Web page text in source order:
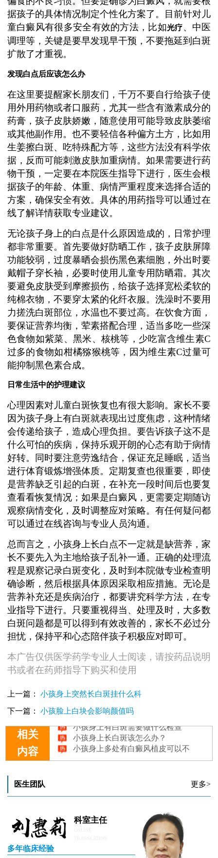
据孩子的具体情况制定个性化方案了。目前针对儿
童白癜风有很多安全有效的方法，比如光疗、中医
调理等，关键是要早发现早干预，不要拖延到白斑
扩散了才重视。
发现白点后应该怎么办
在这里要提醒家长朋友们，千万不要自行给孩子使
用外用药物或者口服药，尤其一些含有激素成分的
药膏，孩子皮肤娇嫩，随意使用可能导致皮肤萎缩
或其他副作用。也不要轻信各种偏方土方，比如用
生姜擦白斑、吃特殊配方等，这些方法没有科学依
据，反而可能刺激皮肤加重病情。如果需要进行药
物干预，一定要在本院医生指导下进行，医生会根
据孩子的年龄、体重、病情严重程度来选择合适的
方案，确保安全有效。具体的用药指导可以通过在
线了解详情获取专业建议。
无论孩子身上的白点是什么原因造成的，日常护理
都非常重要。首先要做好防晒工作，孩子皮肤屏障
功能较弱，过度暴晒会损伤黑色素细胞，外出时要
戴帽子穿长袖，必要时使用儿童专用防晒霜。其次
要避免皮肤受到摩擦损伤，给孩子选择宽松柔软的
纯棉衣物，不要穿太紧的化纤衣服。洗澡时不要用
力搓洗白斑部位，水温也不要过高。在饮食方面，
要保证营养均衡，荤素搭配合理，适当多吃一些深
色食物如紫菜、黑米、核桃等，少吃富含维生素C
过多的食物如柑橘猕猴桃等，因为维生素C过量可
能抑制黑色素合成。
日常生活中的护理建议
心理因素对儿童白斑恢复也有很大影响。家长不要
因为孩子身上有白斑就表现出过度焦虑，这种情绪
会传递给孩子，造成心理负担。要告诉孩子这不是
什么可怕的疾病，保持乐观开朗的心态有助于病情
好转。同时要注意劳逸结合，保证充足睡眠，适当
进行体育锻炼增强体质。定期复查也很重要，即使
是营养缺乏引起的白斑，在补充一段时间后也要复
查看看恢复情况；如果是白癜风，更需要定期随访
观察病情变化，及时调整应对策略。有任何疑问都
可以通过在线咨询与专业人员沟通。
总而言之，小孩身上长白点不一定就是缺营养，家
长不要先入为主地给孩子乱补一通。正确的处理流
程是观察记录白斑变化，及时到本院做专业检查明
确诊断，然后根据具体原因采取相应措施。无论是
营养补充还是疾病治疗，都要讲究科学方法，在专
业指导下进行。只要重视得当、处理及时，大多数
白斑问题都是可以得到有效改善的，家长不必过分
担忧，保持平和心态陪伴孩子积极应对即可。
本广告仅供医学药学专业人士阅读，请按药品说明
书或者在药师指导下购买和使用
上一篇： 小孩身上突然长白斑挂什么科
下一篇： 小孩脸上白块会影响颜值吗
相关
内容
小孩身上白色的块状是什么？家长别慌，先听皮肤科医生怎么说
小孩身上出白斑点会不会自己消失
小孩身上有白斑需要做什么检查
小孩身上长白斑该怎么办？
小孩身上多处有白癜风植皮可以不
医生团队 更多>
科室主任
多年临床经验